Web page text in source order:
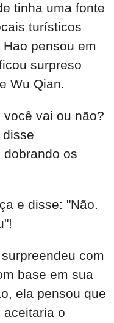
tinha uma fonte
turísticos
pensou em
surpreso
Wu Qian.
você vai ou não?
disse
os
e disse: "Não.
com
base em sua
ela pensou que
aceitaria o